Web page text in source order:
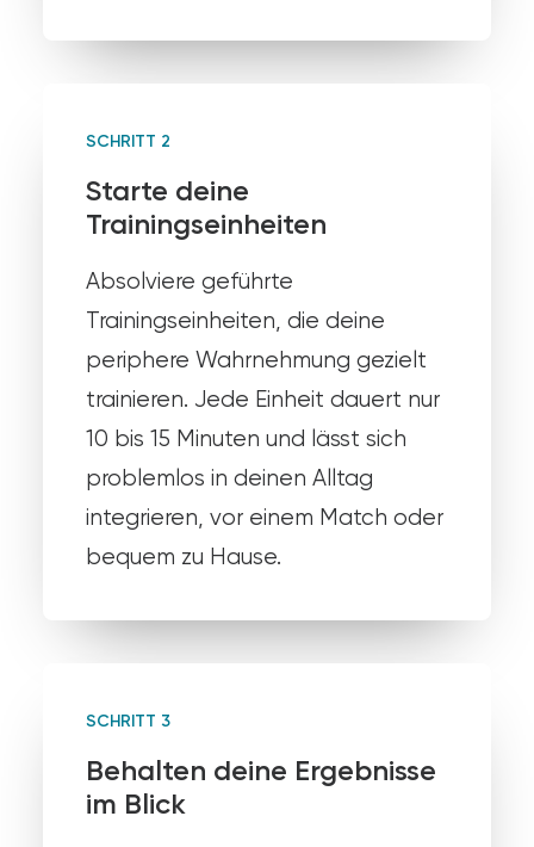
SCHRITT 2
Starte deine
Trainingseinheiten
Absolviere geführte
Trainingseinheiten, die deine
periphere Wahrnehmung gezielt
trainieren. Jede Einheit dauert nur
10 bis 15 Minuten und lässt sich
problemlos in deinen Alltag
integrieren, vor einem Match oder
bequem zu Hause.
SCHRITT 3
Behalten deine Ergebnisse
im Blick